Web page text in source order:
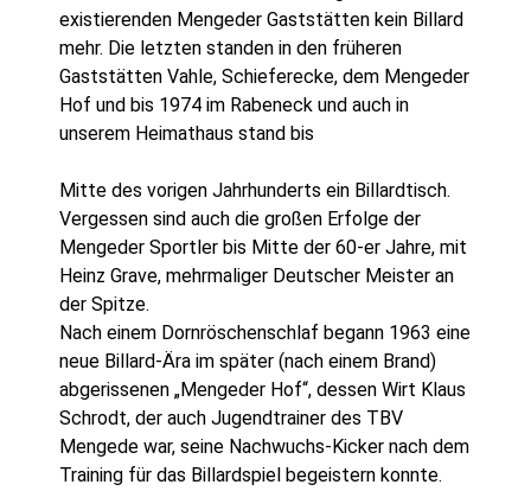
existierenden Mengeder Gaststätten kein Billard
mehr. Die letzten standen in den früheren
Gaststätten Vahle, Schieferecke, dem Mengeder
Hof und bis 1974 im Rabeneck und auch in
unserem Heimathaus stand bis
Mitte des vorigen Jahrhunderts ein Billardtisch.
Vergessen sind auch die großen Erfolge der
Mengeder Sportler bis Mitte der 60-er Jahre, mit
Heinz Grave, mehrmaliger Deutscher Meister an
der Spitze.
Nach einem Dornröschenschlaf begann 1963 eine
neue Billard-Ära im später (nach einem Brand)
abgerissenen „Mengeder Hof“, dessen Wirt Klaus
Schrodt, der auch Jugendtrainer des TBV
Mengede war, seine Nachwuchs-Kicker nach dem
Training für das Billardspiel begeistern konnte.